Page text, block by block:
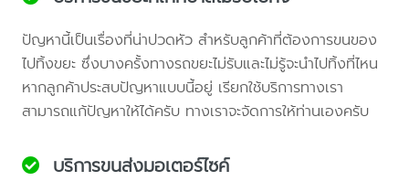
ปัญหานี้เป็นเรื่องที่น่าปวดหัว สำหรับลูกค้าที่ต้องการขนของ
ไปทิ้งขยะ ซึ่งบางครั้งทางรถขยะไม่รับและไม่รู้จะนำไปทิ้งที่ไหน
หากลูกค้าประสบปัญหาแบบนี้อยู่ เรียกใช้บริการทางเรา
สามารถแก้ปัญหาให้ได้ครับ ทางเราจะจัดการให้ท่านเองครับ
บริการขนส่งมอเตอร์ไซค์